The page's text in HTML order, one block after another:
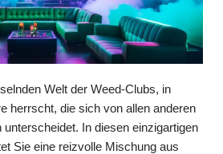
Welt der Weed-Clubs, in
herrscht, die sich von allen anderen
In diesen einzigartigen
Sie eine reizvolle Mischung aus